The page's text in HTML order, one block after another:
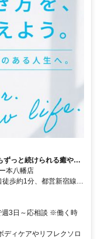
ずっと続けられる癒やし
う。
本八幡店
歩約1分、都営新宿線
京成八幡出口3徒歩約5
週3日～応相談 ※働く時
ディケアやリフレクソロ